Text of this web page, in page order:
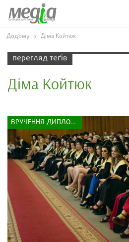
Додому Діма Койтюк
перегляд теґів
Діма Койтюк
ВРУЧЕННЯ ДИПЛОМІВ